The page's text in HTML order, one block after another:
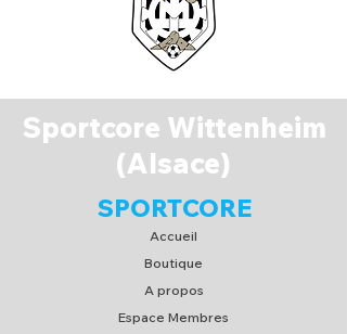
Sportcore Wittenheim
(Alsace)
SPORTCORE
Accueil
Boutique
A propos
Espace Membres